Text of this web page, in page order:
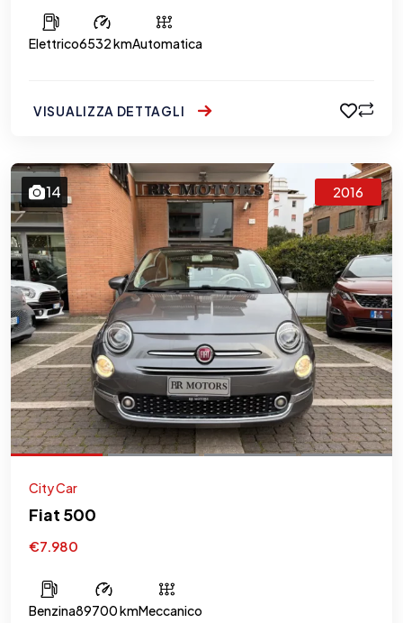
Elettrico6532 kmAutomatica
VISUALIZZA DETTAGLI
14 2016
City Car
Fiat 500
€7.980
Benzina89700 kmMeccanico